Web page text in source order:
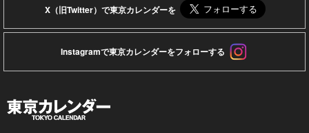
X（旧Twitter）で東京カレンダーを
Instagramで東京カレンダーをフォローする